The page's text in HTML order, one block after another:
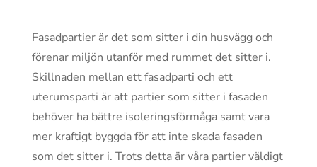
Fasadpartier är det som sitter i din husvägg och
förenar miljön utanför med rummet det sitter i.
Skillnaden mellan ett fasadparti och ett
uterumsparti är att partier som sitter i fasaden
behöver ha bättre isoleringsförmåga samt vara
mer kraftigt byggda för att inte skada fasaden
som det sitter i. Trots detta är våra partier väldigt